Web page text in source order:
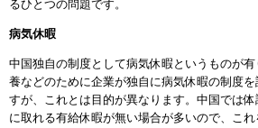
るひとつの問題です。
病気休暇
中国独自の制度として病気休暇というものが
養などのために企業が独自に病気休暇の制度
すが、これとは目的が異なります。中国では
に取れる有給休暇が無い場合が多いので、こ